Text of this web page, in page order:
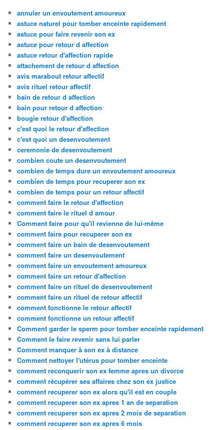
annuler un envoutement amoureux
astuce naturel pour tomber enceinte rapidement
astuce pour faire revenir son ex
astuce pour retour d affection
astuce retour d'affection rapide
attachement de retour d affection
avis marabout retour affectif
avis rituel retour affectif
bain de retour d affection
bain pour retour d affection
bougie retour d'affection
c'est quoi le retour d'affection
c'est quoi un desenvoutement
ceremonie de desenvoutement
combien coute un desenvoutement
combien de temps dure un envoutement amoureux
combien de temps pour recuperer son ex
combien de temps pour un retour affectif
comment faire le retour d'affection
comment faire le rituel d amour
Comment faire pour qu'il revienne de lui-même
comment faire pour recuperer son ex
comment faire un bain de desenvoutement
comment faire un desenvoutement
comment faire un envoutement amoureux
comment faire un retour d'affection
comment faire un rituel de desenvoutement
comment faire un rituel de retour affectif
comment fonctionne le retour affectif
comment fonctionne un retour affectif
Comment garder le sperm pour tomber enceinte rapidement
Comment le faire revenir sans lui parler
Comment manquer à son ex à distance
Comment nettoyer l'utérus pour tomber enceinte
comment reconquerir son ex femme apres un divorce
comment récupérer ses affaires chez son ex justice
comment recuperer son ex alors qu'il est en couple
comment recuperer son ex apres 1 an de separation
comment recuperer son ex apres 2 mois de separation
comment recuperer son ex apres 6 mois